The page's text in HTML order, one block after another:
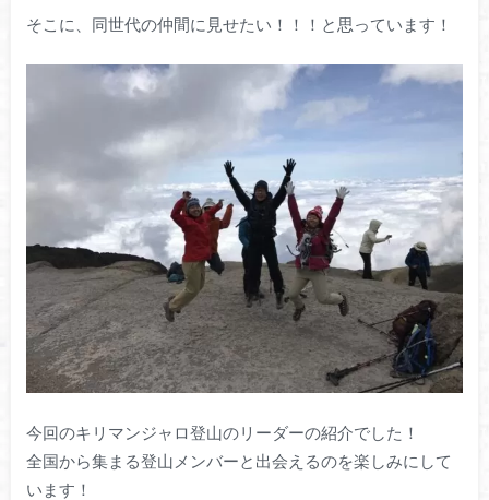
そこに、同世代の仲間に見せたい！！！と思っています！
今回のキリマンジャロ登山のリーダーの紹介でした！
全国から集まる登山メンバーと出会えるのを楽しみにして
います！